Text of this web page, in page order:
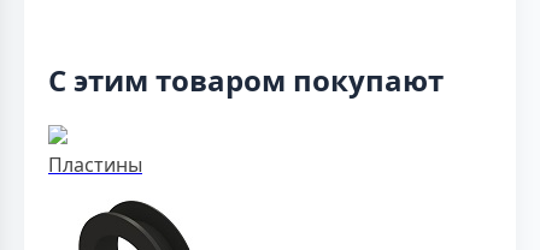
С этим товаром покупают
Пластины